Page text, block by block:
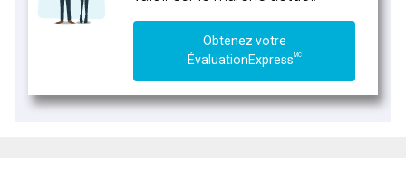
Obtenez votre
ÉvaluationExpressMC